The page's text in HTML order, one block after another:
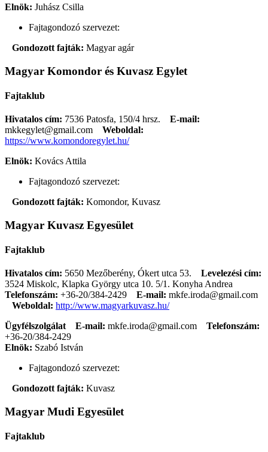
Elnök: Juhász Csilla
Fajtagondozó szervezet:
Gondozott fajták: Magyar agár
Magyar Komondor és Kuvasz Egylet
Fajtaklub
Hivatalos cím: 7536 Patosfa, 150/4 hrsz. E-mail:
mkkegylet@gmail.com
Weboldal:
https://www.komondoregylet.hu/
Elnök: Kovács Attila
Fajtagondozó szervezet:
Gondozott fajták: Komondor, Kuvasz
Magyar Kuvasz Egyesület
Fajtaklub
Hivatalos cím: 5650 Mezőberény, Ókert utca 53. Levelezési cím:
3524 Miskolc, Klapka György utca 10. 5/1. Konyha Andrea
Telefonszám: +36-20/384-2429 E-mail: mkfe.iroda@gmail.com
Weboldal: http://www.magyarkuvasz.hu/
Ügyfélszolgálat
E-mail: mkfe.iroda@gmail.com
Telefonszám:
+36-20/384-2429
Elnök: Szabó István
Fajtagondozó szervezet:
Gondozott fajták: Kuvasz
Magyar Mudi Egyesület
Fajtaklub